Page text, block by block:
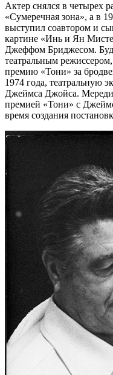
Актер снялся в четырех
«Сумеречная зона», а в
выступил соавтором и
картине «Инь и Ян
Джеффом Бриджесом.
театральным
премию «Тони» за
1974 года, театральную
Джеймса Джойса.
премией «Тони» с
время создания